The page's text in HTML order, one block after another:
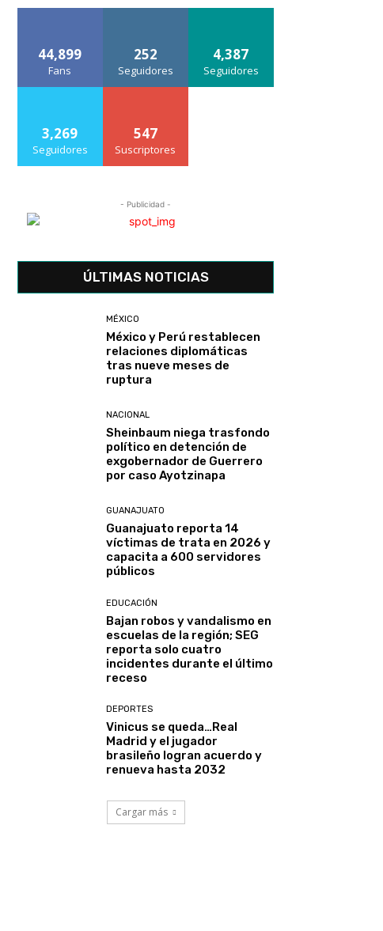
44,899
Fans
252
Seguidores
4,387
Seguidores
3,269
Seguidores
547
Suscriptores
- Publicidad -
ÚLTIMAS NOTICIAS
MÉXICO
México y Perú restablecen
relaciones diplomáticas
tras nueve meses de
ruptura
NACIONAL
Sheinbaum niega trasfondo
político en detención de
exgobernador de Guerrero
por caso Ayotzinapa
GUANAJUATO
Guanajuato reporta 14
víctimas de trata en 2026 y
capacita a 600 servidores
públicos
EDUCACIÓN
Bajan robos y vandalismo en
escuelas de la región; SEG
reporta solo cuatro
incidentes durante el último
receso
DEPORTES
Vinicus se queda…Real
Madrid y el jugador
brasileño logran acuerdo y
renueva hasta 2032
Cargar más